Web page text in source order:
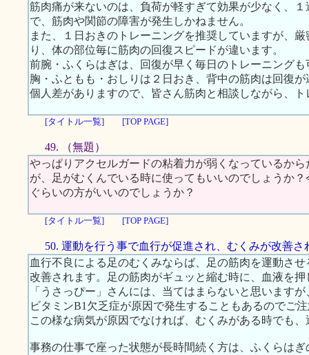
筋肉痛が来ないのは、負荷が軽すぎて効果が少なく、
で、筋肉や関節の障害が発生しかねません。
また、１日おきのトレーニングを推奨していますが、
り、体の部位毎に筋肉の回復スピードが違います。
前腕・ふくらはぎは、回復が早く毎日のトレーニング
胸・ふともも・おしりは２日おき、背中の筋肉は回復
個人差がありますので、皆さん筋肉と相談しながら、
[タイトル一覧] [TOP PAGE]
49. （無題）
やっぱりアクセルガードの粘着力が弱くなっているか
が、足がむくんでいる時に使ってもいいのでしょうか
ぐらいの方がいいのでしょうか？
[タイトル一覧] [TOP PAGE]
50. 運動を行う事で血行が促進され、むくみが改善さ
血行不良による足のむくみならば、足の筋肉を運動さ
改善されます。足の筋肉がギュッと縮む時に、血液を
「うさっぴー」さんには、当てはまらないと思います
ビタミンB1欠乏症が原因で発生することもあるのでご
この様な病気が原因でなければ、むくみがある時でも
事務の仕事で座った状態が長時間続く方は、ふくらは